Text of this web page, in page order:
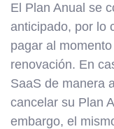
El Plan Anual se
anticipado, por lo
pagar al
renovación. En
SaaS de manera
cancelar su Plan
embargo, el